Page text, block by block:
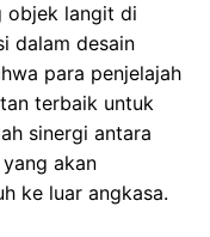
objek langit di
dalam desain
para penjelajah
terbaik untuk
sinergi antara
akan
ke luar angkasa.